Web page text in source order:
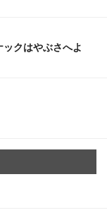
クはやぶさへよ